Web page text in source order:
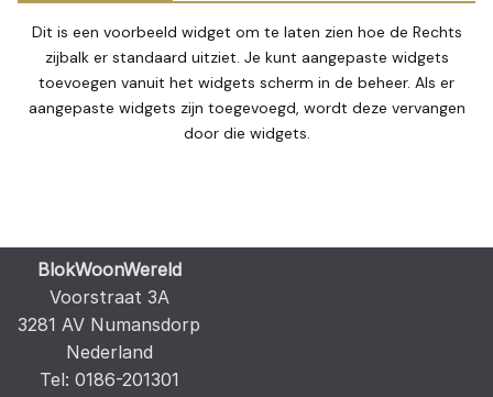
Dit is een voorbeeld widget om te laten zien hoe de Rechts
zijbalk er standaard uitziet. Je kunt aangepaste widgets
toevoegen vanuit het widgets scherm in de beheer. Als er
aangepaste widgets zijn toegevoegd, wordt deze vervangen
door die widgets.
BlokWoonWereld
Voorstraat 3A
3281 AV Numansdorp
Nederland
Tel: 0186-201301